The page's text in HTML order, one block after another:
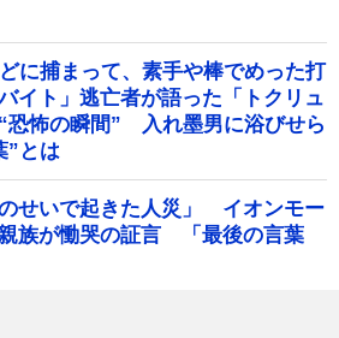
どに捕まって、素手や棒でめった打
ト」逃亡者が語った「トクリュ
恐怖の瞬間” 入れ墨男に浴びせら
”とは
のせいで起きた人災」 イオンモー
族が慟哭の証言 「最後の言葉